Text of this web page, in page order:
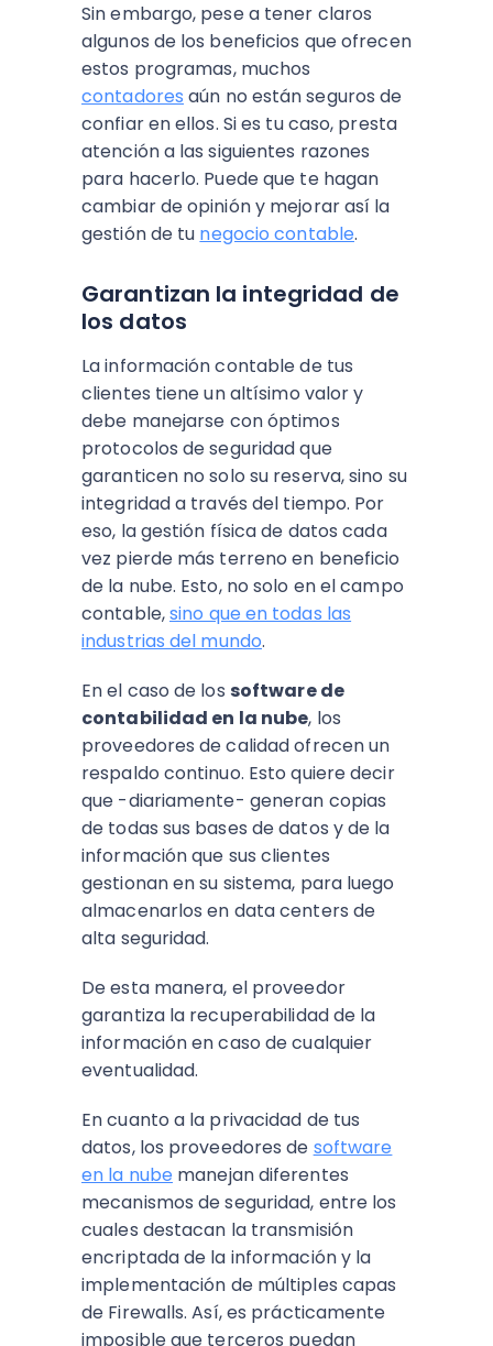
Sin embargo, pese a tener claros
algunos de los beneficios que ofrecen
estos programas, muchos
contadores aún no están seguros de
confiar en ellos. Si es tu caso, presta
atención a las siguientes razones
para hacerlo. Puede que te hagan
cambiar de opinión y mejorar así la
gestión de tu negocio contable.
Garantizan la integridad de
los datos
La información contable de tus
clientes tiene un altísimo valor y
debe manejarse con óptimos
protocolos de seguridad que
garanticen no solo su reserva, sino su
integridad a través del tiempo. Por
eso, la gestión física de datos cada
vez pierde más terreno en beneficio
de la nube. Esto, no solo en el campo
contable,sino que en todas las
industrias del mundo.
En el caso de los software de
contabilidad en la nube, los
proveedores de calidad ofrecen un
respaldo continuo. Esto quiere decir
que -diariamente- generan copias
de todas sus bases de datos y de la
información que sus clientes
gestionan en su sistema, para luego
almacenarlos en data centers de
alta seguridad.
De esta manera, el proveedor
garantiza la recuperabilidad de la
información en caso de cualquier
eventualidad.
En cuanto a la privacidad de tus
datos, los proveedores de software
en la nube manejan diferentes
mecanismos de seguridad, entre los
cuales destacan la transmisión
encriptada de la información y la
implementación de múltiples capas
de Firewalls. Así, es prácticamente
imposible que terceros puedan